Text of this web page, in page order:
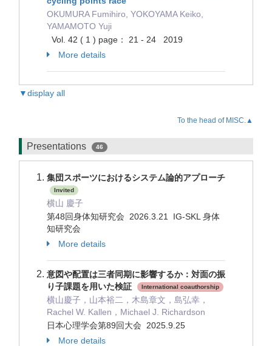
OKUMURA Fumihiro, YOKOYAMA Keiko,
YAMAMOTO Yuji
Vol. 42 ( 1 ) page： 21 - 24 2019
More details
▼display all
To the head of MISC.▲
Presentations 46
集団スポーツにおけるシステム論的アプローチ
Invited
横山 慶子
第48回身体知研究会 2026.3.21 IG-SKL 身体
知研究会
More details
意図や配置は三者同期に影響するか：対面の振
り子課題を用いた検証
International coauthorship
横山慶子，山本裕二，木島章文，島弘幸，
Rachel W. Kallen，Michael J. Richardson
日本心理学会第89回大会 2025.9.25
More details